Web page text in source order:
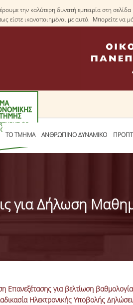
την καλύτερη δυνατή εμπειρία στη σελίδα
είστε ικανοποιημένοι με αυτό. Μπορείτε να
ΤΟ TΜΗΜΑ ΑΝΘΡΩΠΙΝΟ ΔΥΝΑΜΙΚΟ
για Δήλωση
Επανεξέτασης για βελτίωση
Ηλεκτρονικής Υποβολής